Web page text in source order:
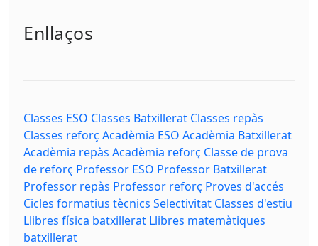
Enllaços
Classes ESO Classes Batxillerat Classes repàs
Classes reforç Acadèmia ESO Acadèmia Batxillerat
Acadèmia repàs Acadèmia reforç Classe de prova
de reforç Professor ESO Professor Batxillerat
Professor repàs Professor reforç Proves d'accés
Cicles formatius tècnics Selectivitat Classes d'estiu
Llibres física batxillerat Llibres matemàtiques
batxillerat